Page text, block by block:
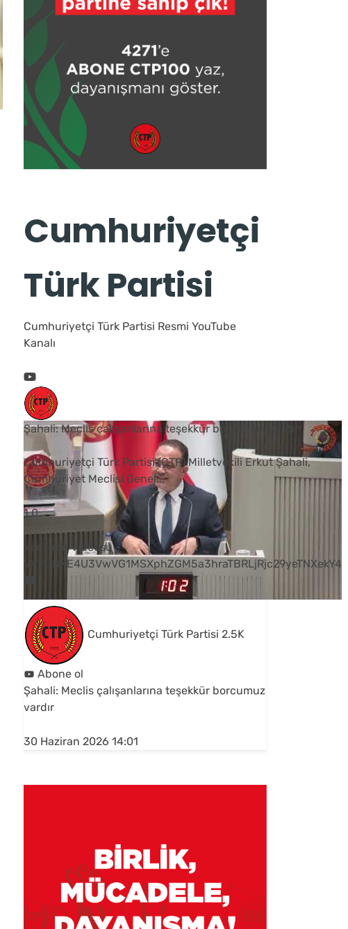
Cumhuriyetçi
Türk Partisi
Cumhuriyetçi Türk Partisi Resmi YouTube
Kanalı
Şahali: Meclis çalışanlarına teşekkür borcumuz vardır
Cumhuriyetçi Türk Partisi (CTP) Milletvekili Erkut Şahali,
Cumhuriyet Meclisi Genel...
1 0
YouTube Videosu
VVVUNXE4U3VwVG1MSXphZGM5a3hraTBRLjRjc29yeTNXekY4
Cumhuriyetçi Türk Partisi 2.5K
Abone ol
Şahali: Meclis çalışanlarına teşekkür borcumuz
vardır
30 Haziran 2026 14:01